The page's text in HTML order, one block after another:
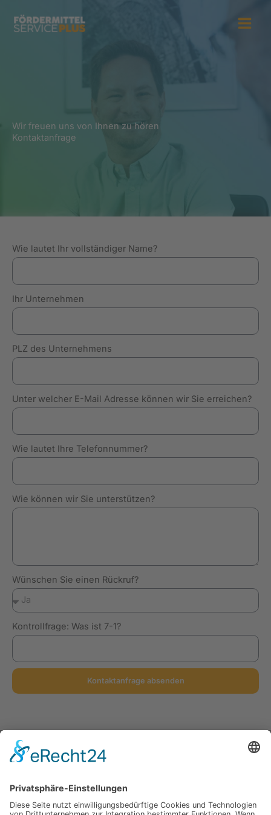
Inhalt
Wir freuen uns von Ihnen zu hören
Kontaktanfrage
Wie lautet Ihr vollständiger Name?
Ihr Unternehmen
PLZ des Unternehmens
Unter welcher E-Mail Adresse können wir Sie erreichen?
Wie lautet Ihre Telefonnummer?
Wie können wir Sie unterstützen?
Wünschen Sie einen Rückruf?
Kontrollfrage: Was ist 7-1?
Kontaktanfrage absenden